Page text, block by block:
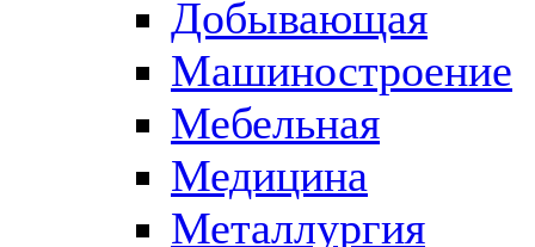
Добывающая
Машиностроение
Мебельная
Медицина
Металлургия